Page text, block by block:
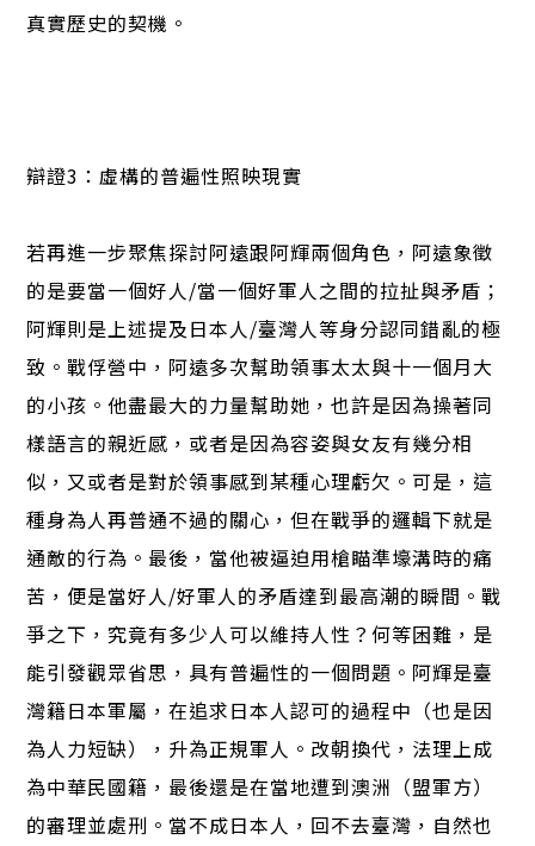
真實歷史的契機。
辯證3：虛構的普遍性照映現實
若再進一步聚焦探討阿遠跟阿輝兩個角色，阿遠象徵
的是要當一個好人/當一個好軍人之間的拉扯與矛盾；
阿輝則是上述提及日本人/臺灣人等身分認同錯亂的極
致。戰俘營中，阿遠多次幫助領事太太與十一個月大
的小孩。他盡最大的力量幫助她，也許是因為操著同
樣語言的親近感，或者是因為容姿與女友有幾分相
似，又或者是對於領事感到某種心理虧欠。可是，這
種身為人再普通不過的關心，但在戰爭的邏輯下就是
通敵的行為。最後，當他被逼迫用槍瞄準壕溝時的痛
苦，便是當好人/好軍人的矛盾達到最高潮的瞬間。戰
爭之下，究竟有多少人可以維持人性？何等困難，是
能引發觀眾省思，具有普遍性的一個問題。阿輝是臺
灣籍日本軍屬，在追求日本人認可的過程中（也是因
為人力短缺），升為正規軍人。改朝換代，法理上成
為中華民國籍，最後還是在當地遭到澳洲（盟軍方）
的審理並處刑。當不成日本人，回不去臺灣，自然也